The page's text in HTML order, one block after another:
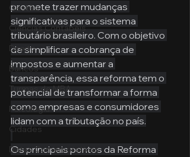
Gestão
Ciências Contábeis
Direito
Bancos
Turmas de MBA
Psicologia
Cidades
Datas Comemorativas
promete trazer mudanças
significativas para o sistema
tributário brasileiro. Com o objetivo
de simplificar a cobrança de
impostos e aumentar a
transparência, essa reforma tem o
potencial de transformar a forma
como empresas e consumidores
lidam com a tributação no país.
Os principais pontos da Reforma